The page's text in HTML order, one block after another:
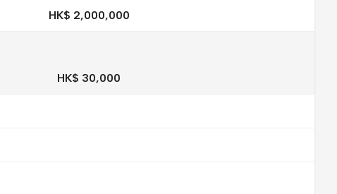
HK$ 2,000,000
HK$ 30,000